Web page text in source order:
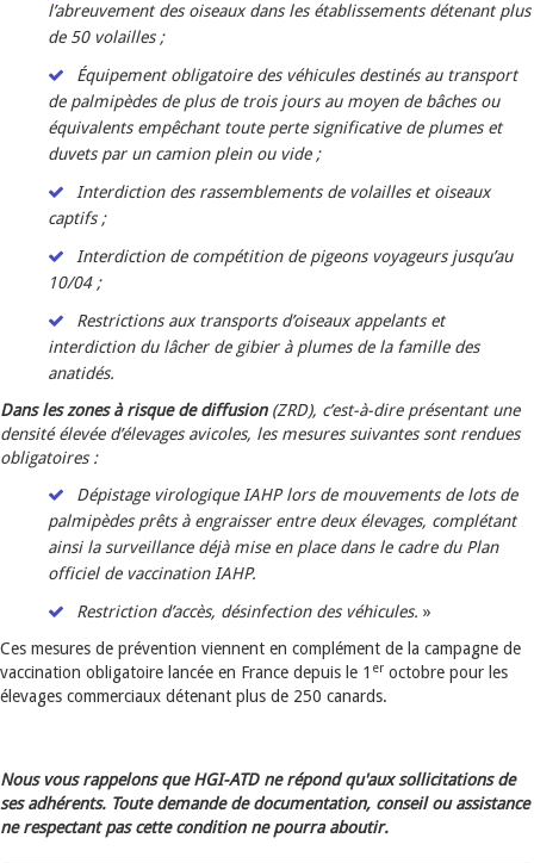
l’abreuvement des oiseaux dans les établissements détenant plus
de 50 volailles ;
Équipement obligatoire des véhicules destinés au transport
de palmipèdes de plus de trois jours au moyen de bâches ou
équivalents empêchant toute perte significative de plumes et
duvets par un camion plein ou vide ;
Interdiction des rassemblements de volailles et oiseaux
captifs ;
Interdiction de compétition de pigeons voyageurs jusqu’au
10/04 ;
Restrictions aux transports d’oiseaux appelants et
interdiction du lâcher de gibier à plumes de la famille des
anatidés.
Dans les zones à risque de diffusion(ZRD), c’est-à-dire présentant une
densité élevée d’élevages avicoles, les mesures suivantes sont rendues
obligatoires :
Dépistage virologique IAHP lors de mouvements de lots de
palmipèdes prêts à engraisser entre deux élevages, complétant
ainsi la surveillance déjà mise en place dans le cadre du Plan
officiel de vaccination IAHP.
Restriction d’accès, désinfection des véhicules. »
Ces mesures de prévention viennent en complément de la campagne de
vaccination obligatoire lancée en France depuis le 1 er octobre pour les
élevages commerciaux détenant plus de 250 canards.
Nous vous rappelons que HGI-ATD ne répond qu'aux sollicitations de
ses adhérents. Toute demande de documentation, conseil ou assistance
ne respectant pas cette condition ne pourra aboutir.